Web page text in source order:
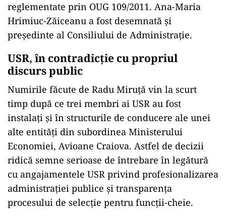
reglementate prin OUG 109/2011. Ana-Maria
Hrimiuc-Zăiceanu a fost desemnată și
președinte al Consiliului de Administrație.
USR, în contradicție cu propriul
discurs public
Numirile făcute de Radu Miruță vin la scurt
timp după ce trei membri ai USR au fost
instalați și în structurile de conducere ale unei
alte entități din subordinea Ministerului
Economiei, Avioane Craiova. Astfel de decizii
ridică semne serioase de întrebare în legătură
cu angajamentele USR privind profesionalizarea
administrației publice și transparența
procesului de selecție pentru funcții-cheie.